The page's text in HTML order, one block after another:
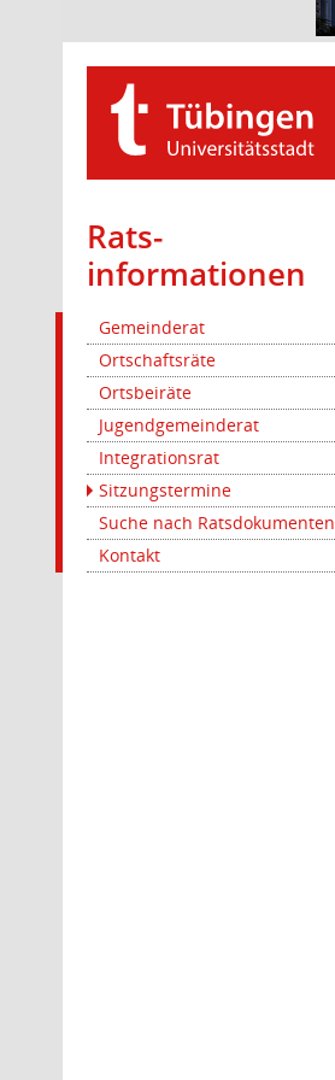
Rats­
informationen
Gemeinderat
Ortschaftsräte
Ortsbeiräte
Jugendgemeinderat
Integrationsrat
Sitzungstermine
Suche nach Ratsdokumenten
Kontakt